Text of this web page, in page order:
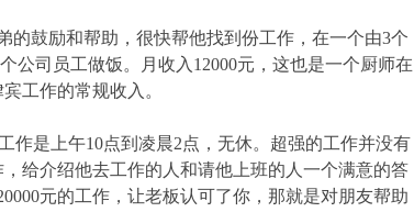
鼓励和帮助，很快帮他找到份工作，在一个由3个
公司员工做饭。月收入12000元，这也是一个厨师在
工作的常规收入。
是上午10点到凌晨2点，无休。超强的工作并没有
给介绍他去工作的人和请他上班的人一个满意的答
元的工作，让老板认可了你，那就是对朋友帮助